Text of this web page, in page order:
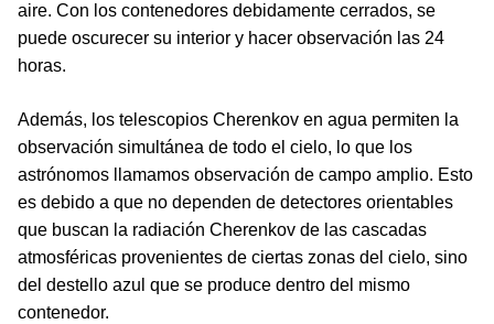
aire. Con los contenedores debidamente cerrados, se
puede oscurecer su interior y hacer observación las 24
horas.
Además, los telescopios Cherenkov en agua permiten la
observación simultánea de todo el cielo, lo que los
astrónomos llamamos observación de campo amplio. Esto
es debido a que no dependen de detectores orientables
que buscan la radiación Cherenkov de las cascadas
atmosféricas provenientes de ciertas zonas del cielo, sino
del destello azul que se produce dentro del mismo
contenedor.